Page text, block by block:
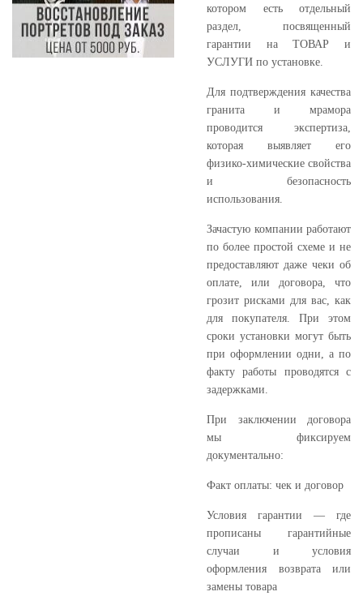
котором есть отдельный
раздел, посвященный
гарантии на ТОВАР и
УСЛУГИ по установке.
Для подтверждения качества
гранита и мрамора
проводится экспертиза,
которая выявляет его
физико-химические свойства
и безопасность
использования.
Зачастую компании работают
по более простой схеме и не
предоставляют даже чеки об
оплате, или договора, что
грозит рисками для вас, как
для покупателя. При этом
сроки установки могут быть
при оформлении одни, а по
факту работы проводятся с
задержками.
При заключении договора
мы фиксируем
документально:
Факт оплаты: чек и договор
Условия гарантии — где
прописаны гарантийные
случаи и условия
оформления возврата или
замены товара